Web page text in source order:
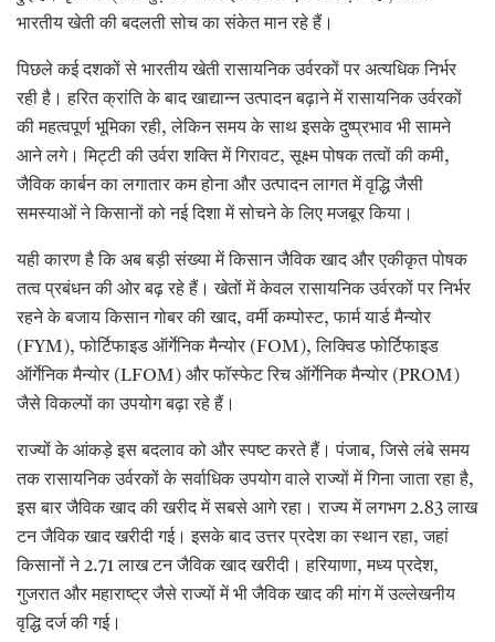
भारतीय खेती की बदलती सोच का संकेत मान रहे हैं।
पिछले कई दशकों से भारतीय खेती रासायनिक उर्वरकों पर अत्यधिक निर्भर
रही है। हरित क्रांति के बाद खाद्यान्न उत्पादन बढ़ाने में रासायनिक उर्वरकों
की महत्वपूर्ण भूमिका रही, लेकिन समय के साथ इसके दुष्प्रभाव भी सामने
आने लगे। मिट्टी की उर्वरा शक्ति में गिरावट, सूक्ष्म पोषक तत्वों की कमी,
जैविक कार्बन का लगातार कम होना और उत्पादन लागत में वृद्धि जैसी
समस्याओं ने किसानों को नई दिशा में सोचने के लिए मजबूर किया।
यही कारण है कि अब बड़ी संख्या में किसान जैविक खाद और एकीकृत पोषक
तत्व प्रबंधन की ओर बढ़ रहे हैं। खेतों में केवल रासायनिक उर्वरकों पर निर्भर
रहने के बजाय किसान गोबर की खाद, वर्मी कम्पोस्ट, फार्म यार्ड मैन्योर
(FYM), फोर्टिफाइड ऑर्गेनिक मैन्योर (FOM), लिक्विड फोर्टिफाइड
ऑर्गेनिक मैन्योर (LFOM) और फॉस्फेट रिच ऑर्गेनिक मैन्योर (PROM)
जैसे विकल्पों का उपयोग बढ़ा रहे हैं।
राज्यों के आंकड़े इस बदलाव को और स्पष्ट करते हैं। पंजाब, जिसे लंबे समय
तक रासायनिक उर्वरकों के सर्वाधिक उपयोग वाले राज्यों में गिना जाता रहा है,
इस बार जैविक खाद की खरीद में सबसे आगे रहा। राज्य में लगभग 2.83 लाख
टन जैविक खाद खरीदी गई। इसके बाद उत्तर प्रदेश का स्थान रहा, जहां
किसानों ने 2.71 लाख टन जैविक खाद खरीदी। हरियाणा, मध्य प्रदेश,
गुजरात और महाराष्ट्र जैसे राज्यों में भी जैविक खाद की मांग में उल्लेखनीय
वृद्धि दर्ज की गई।